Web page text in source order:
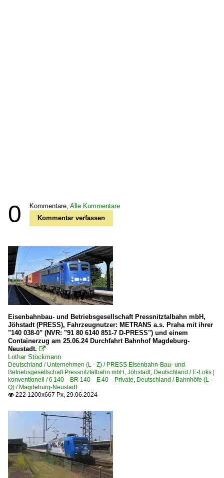
0 Kommentare, Alle Kommentare
Kommentar verfassen
Eisenbahnbau- und Betriebsgesellschaft Pressnitztalbahn mbH,
Jöhstadt (PRESS), Fahrzeugnutzer: METRANS a.s. Praha mit ihrer
"140 038-0" (NVR: "91 80 6140 851-7 D-PRESS") und einem
Containerzug am 25.06.24 Durchfahrt Bahnhof Magdeburg-
Neustadt. 
Lothar Stöckmann
Deutschland / Unternehmen (L - Z) / PRESS Eisenbahn-Bau- und
Betriebsgesellschaft Pressnitztalbahn mbH, Jöhstadt, Deutschland / E-Loks |
konventionell / 6 140 BR 140 E 40 Private, Deutschland / Bahnhöfe (L -
Q) / Magdeburg-Neustadt
 222 1200x667 Px, 29.06.2024